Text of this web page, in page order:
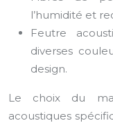
l’humidité et
Feutre
diverses
design.
Le choix du
acoustiques